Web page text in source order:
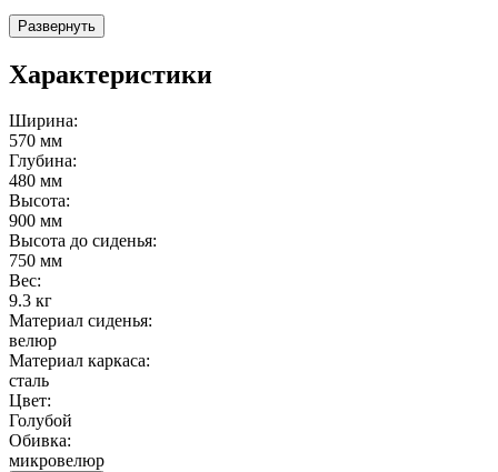
Развернуть
Характеристики
Ширина:
570 мм
Глубина:
480 мм
Высота:
900 мм
Высота до сиденья:
750 мм
Вес:
9.3 кг
Материал сиденья:
велюр
Материал каркаса:
сталь
Цвет:
Голубой
Обивка:
микровелюр